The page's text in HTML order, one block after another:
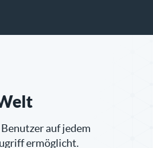
auf jedem
ermöglicht.